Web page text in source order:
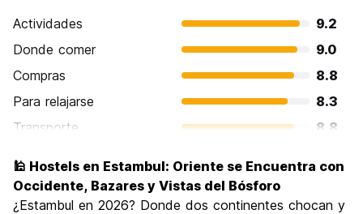
Actividades
9.2
Donde comer
9.0
Compras
8.8
Para relajarse
8.3
Transporte
8.8
Cultura
Fiesta
8.3
🕌 Hostels en Estambul: Oriente se Encuentra con
Occidente, Bazares y Vistas del Bósforo
¿Estambul en 2026? Donde dos continentes chocan y